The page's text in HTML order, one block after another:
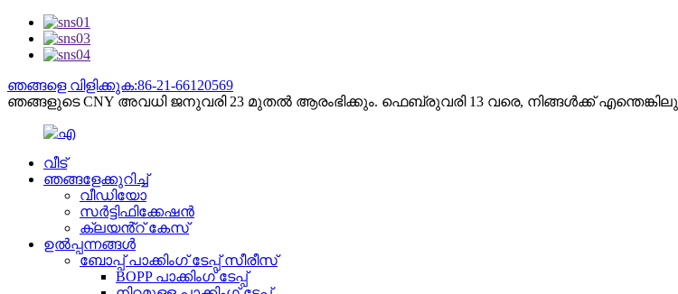
ഞങ്ങളെ വിളിക്കുക:86-21-66120569
ഞങ്ങളുടെ CNY അവധി ജനുവരി 23 മുതൽ ആരംഭിക്കും. ഫെബ്രുവരി 13 വരെ, നിങ്ങൾക്ക്
വീട്
ഞങ്ങളേക്കുറിച്ച്
വീഡിയോ
സർട്ടിഫിക്കേഷൻ
ക്ലയൻ്റ് കേസ്
ഉൽപ്പന്നങ്ങൾ
ബോപ്പ് പാക്കിംഗ് ടേപ്പ് സീരീസ്
BOPP പാക്കിംഗ് ടേപ്പ്